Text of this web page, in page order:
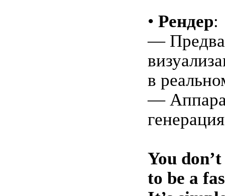
• Рендер:
—
в
—
You
to be a